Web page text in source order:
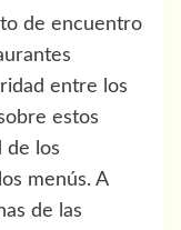
de encuentro
entre los
estos
de los
menús. A
de las